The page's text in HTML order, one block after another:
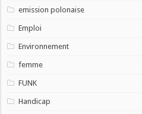
emission polonaise
Emploi
Environnement
femme
FUNK
Handicap